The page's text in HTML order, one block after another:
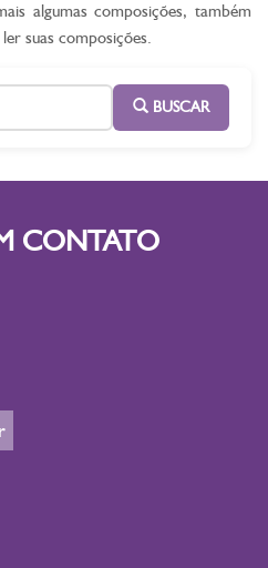
algumas composições, também
suas composições.
BUSCAR
CONTATO